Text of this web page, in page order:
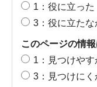
1：役に立った
3：役に立たな
このページの情
1：見つけやす
3：見つけにく